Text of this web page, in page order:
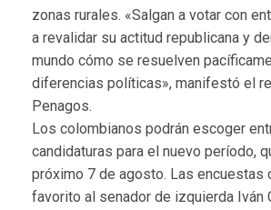
zonas rurales. «Salgan a votar con
a revalidar su actitud republicana y
mundo cómo se resuelven
diferencias políticas», manifestó el
Penagos.
Los colombianos podrán escoger
candidaturas para el nuevo período,
próximo 7 de agosto. Las encuestas
favorito al senador de izquierda Iván